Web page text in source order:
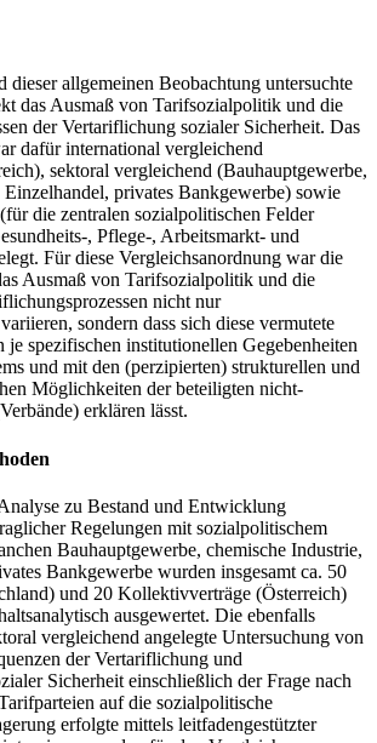
dieser allgemeinen Beobachtung untersuchte
das Ausmaß von Tarifsozialpolitik und die
der Vertariflichung sozialer Sicherheit. Das
dafür international vergleichend
sektoral vergleichend (Bauhauptgewerbe,
privates Bankgewerbe) sowie
die zentralen sozialpolitischen Felder
, Pflege-, Arbeitsmarkt- und
Für diese Vergleichsanordnung war die
Ausmaß von Tarifsozialpolitik und die
nicht nur
sondern dass sich diese vermutete
je spezifischen institutionellen Gegebenheiten
und mit den (perzipierten) strukturellen und
Möglichkeiten der beteiligten nicht-
erklären lässt.
zu Bestand und Entwicklung
Regelungen mit sozialpolitischem
Bauhauptgewerbe, chemische Industrie,
Bankgewerbe wurden insgesamt ca. 50
und 20 Kollektivverträge (Österreich)
ausgewertet. Die ebenfalls
vergleichend angelegte Untersuchung von
der Vertariflichung und
Sicherheit einschließlich der Frage nach
auf die sozialpolitische
erfolgte mittels leitfadengestützter